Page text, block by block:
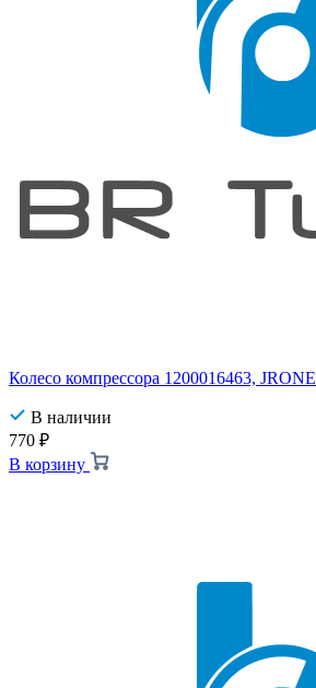
Колесо компрессора 1200016463, JRONE
В наличии
770 ₽
В корзину